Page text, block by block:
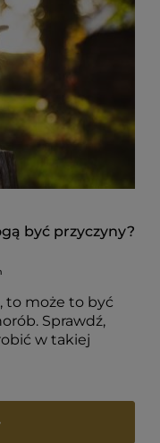
być przyczyny?
to może to być
Sprawdź,
w takiej